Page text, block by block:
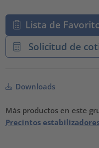
Lista de
Solicitud de
Downloads
Más productos en este
Precintos